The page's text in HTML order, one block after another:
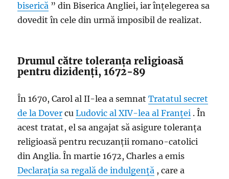
biserică ” din Biserica Angliei, iar înțelegerea sa
dovedit în cele din urmă imposibil de realizat.
Drumul către toleranța religioasă
pentru dizidenți, 1672-89
În 1670, Carol al II-lea a semnatTratatul secret
de la Dover cuLudovic al XIV-lea al Franței . În
acest tratat, el sa angajat să asigure toleranța
religioasă pentru recuzanții romano-catolici
din Anglia. În martie 1672, Charles a emis
Declarația sa regală de indulgență , care a